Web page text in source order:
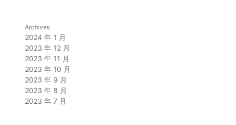
Archives
2024 年 1 月
2023 年 12 月
2023 年 11 月
2023 年 10 月
2023 年 9 月
2023 年 8 月
2023 年 7 月